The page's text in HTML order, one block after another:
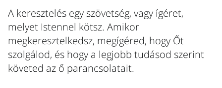
A keresztelés egy szövetség, vagy ígéret,
melyet Istennel kötsz. Amikor
megkeresztelkedsz, megígéred, hogy Őt
szolgálod, és hogy a legjobb tudásod szerint
követed az ő parancsolatait.